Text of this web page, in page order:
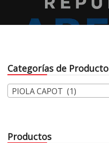
Categorías de Producto
PIOLA CAPOT (1)
Productos